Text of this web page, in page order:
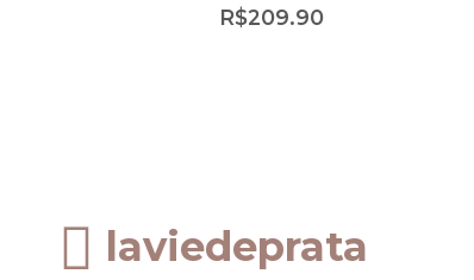
R$209.90
laviedeprata